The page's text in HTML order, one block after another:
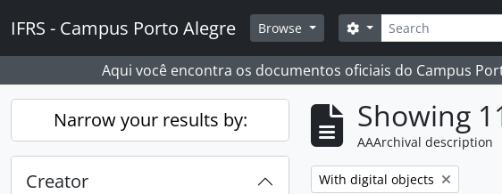
IFRS - Campus Porto Alegre Browse Search
Search options
Aqui você encontra os documentos oficiais do Campus
Narrow your results by:
Creator
Showing
AAArchival description
Remove filter:
With digital objects